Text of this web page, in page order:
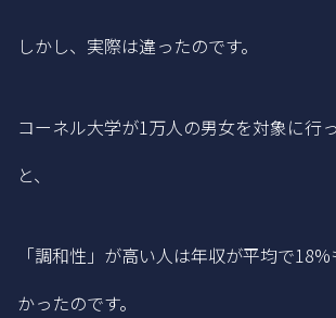
しかし、実際は違ったのです。
コーネル大学が1万人の男女を対象に行
と、
「調和性」が高い人は年収が平均で
かったのです。